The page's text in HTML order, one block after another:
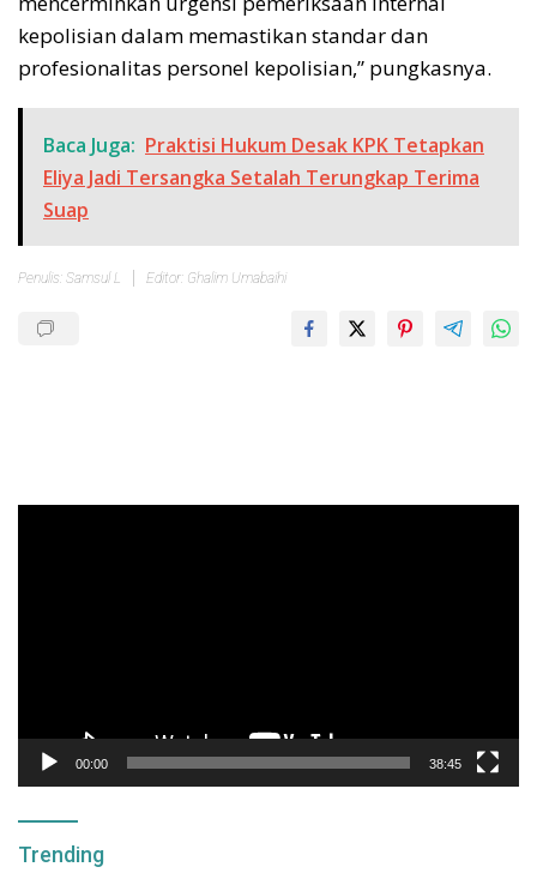
kepolisian dalam memastikan standar dan
profesionalitas personel kepolisian,” pungkasnya.
Baca Juga: Praktisi Hukum Desak KPK Tetapkan
Eliya Jadi Tersangka Setalah Terungkap Terima
Suap
Penulis: Samsul L Editor: Ghalim Umabaihi
00:00 38:45
Trending